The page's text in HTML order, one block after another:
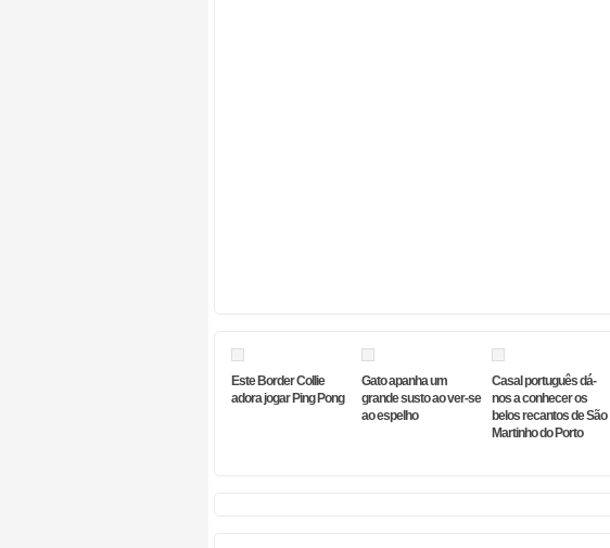
Este Border Collie
adora jogar Ping Pong
Gato apanha um
grande susto ao ver-se
ao espelho
Casal português dá-
nos a conhecer os
belos recantos de São
Martinho do Porto